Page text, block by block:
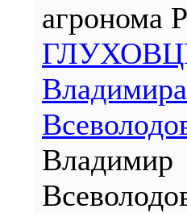
агронома
Владимира
Владимир